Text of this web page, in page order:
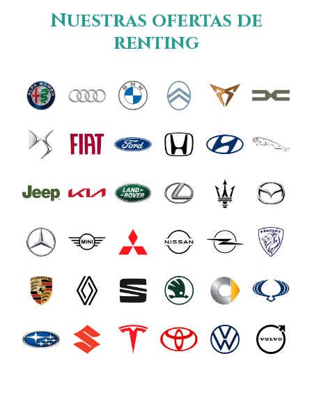
Nuestras ofertas de
renting